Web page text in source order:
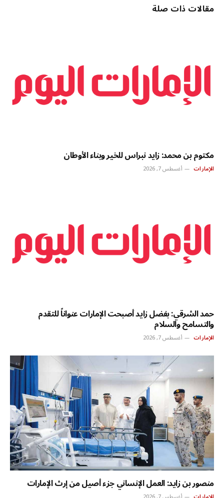
مقالات ذات صلة
مكتوم بن محمد: زايد نبراس للخير وبناء الأوطان
الإمارات أغسطس 7, 2026
حمد الشرقي: بفضل زايد أصبحت الإمارات عنواناً للتقدم
والتسامح والسلام
الإمارات أغسطس 7, 2026
منصور بن زايد: العمل الإنساني جزء أصيل من إرث الإمارات